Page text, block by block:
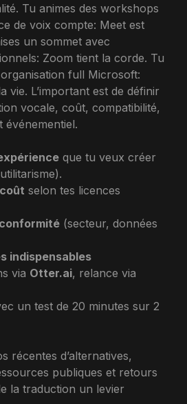
Tu animes des workshops
de voix compte: Meet est
un sommet avec
Zoom tient la corde. Tu
full Microsoft:
vie. L’important est de définir
vocale, coût, compatibilité,
que tu veux créer
selon tes licences
(secteur, données
indispensables
via Otter.ai, relance via
un test de 20 minutes sur 2
récentes d’alternatives,
publiques et retours
la traduction un levier